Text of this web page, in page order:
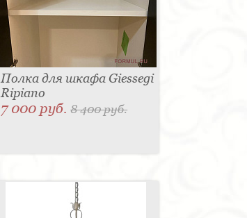
Полка для шкафа Giessegi
Ripiano
7 000 руб.8 400 руб.